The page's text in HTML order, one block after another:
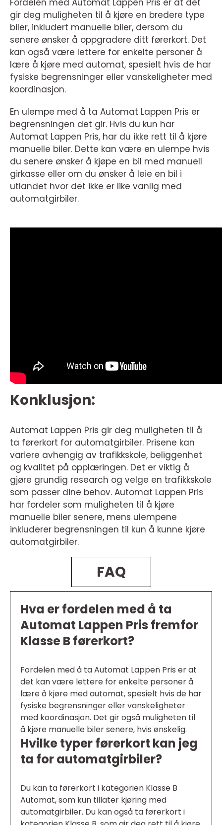
gir deg muligheten til å kjøre en bredere type
biler, inkludert manuelle biler, dersom du
senere ønsker å oppgradere ditt førerkort. Det
kan også være lettere for enkelte personer å
lære å kjøre med automat, spesielt hvis de har
fysiske begrensninger eller vanskeligheter med
koordinasjon.
En ulempe med å ta Automat Lappen Pris er
begrensningen det gir. Hvis du kun har
Automat Lappen Pris, har du ikke rett til å kjøre
manuelle biler. Dette kan være en ulempe hvis
du senere ønsker å kjøpe en bil med manuell
girkasse eller om du ønsker å leie en bil i
utlandet hvor det ikke er like vanlig med
automatgirbiler.
Konklusjon:
Automat Lappen Pris gir deg muligheten til å
ta førerkort for automatgirbiler. Prisene kan
variere avhengig av trafikkskole, beliggenhet
og kvalitet på opplæringen. Det er viktig å
gjøre grundig research og velge en trafikkskole
som passer dine behov. Automat Lappen Pris
har fordeler som muligheten til å kjøre
manuelle biler senere, mens ulempene
inkluderer begrensningen til kun å kunne kjøre
automatgirbiler.
FAQ
Hva er fordelen med å ta
Automat Lappen Pris fremfor
Klasse B førerkort?
Fordelen med å ta Automat Lappen Pris er at
det kan være lettere for enkelte personer å
lære å kjøre med automat, spesielt hvis de har
fysiske begrensninger eller vanskeligheter
med koordinasjon. Det gir også muligheten til
å kjøre manuelle biler senere, hvis ønskelig.
Hvilke typer førerkort kan jeg
ta for automatgirbiler?
Du kan ta førerkort i kategorien Klasse B
Automat, som kun tillater kjøring med
automatgirbiler. Du kan også ta førerkort i